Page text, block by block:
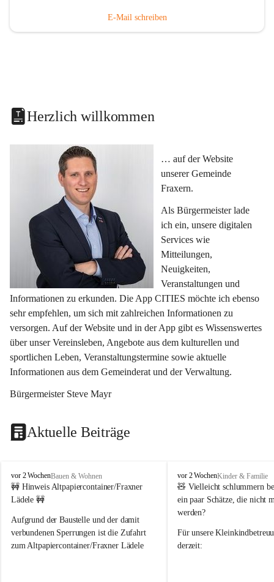
E-Mail schreiben
Herzlich willkommen
… auf der Website
unserer Gemeinde
Fraxern.
Als Bürgermeister lade
ich ein, unsere digitalen
Services wie
Mitteilungen,
Neuigkeiten,
Veranstaltungen und
Informationen zu erkunden. Die App CITIES möchte ich ebenso
sehr empfehlen, um sich mit zahlreichen Informationen zu
versorgen. Auf der Website und in der App gibt es Wissenswertes
über unser Vereinsleben, Angebote aus dem kulturellen und
sportlichen Leben, Veranstaltungstermine sowie aktuelle
Informationen aus dem Gemeinderat und der Verwaltung.
Bürgermeister Steve Mayr
Aktuelle Beiträge
F
r
a
e
r
n
vor 2 WochenBauen & Wohnen
🚧 Hinweis Altpapiercontainer/Fraxner
Lädele 🚧
Aufgrund der Baustelle und der damit
verbundenen Sperrungen ist die Zufahrt
zum Altpapiercontainer/Fraxner Lädele
F
r
a
x
r
n
vor 2 WochenKinder & Familie
🧸 Vielleicht schlummern
ein paar Schätze, die nicht
werden?
Für unsere
derzeit: